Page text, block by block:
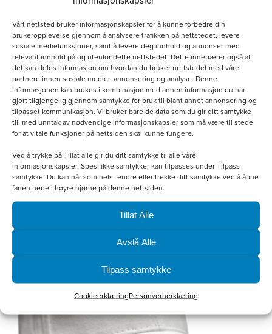
Vårt nettsted bruker informasjonskapsler for å kunne forbedre din
brukeropplevelse gjennom å analysere trafikken på nettstedet, levere
sosiale mediefunksjoner, samt å levere deg innhold og annonser med
relevant innhold på og utenfor dette nettstedet. Dette innebærer også at
det kan deles informasjon om hvordan du bruker nettstedet med våre
partnere innen sosiale medier, annonsering og analyse. Denne
informasjonen kan brukes i kombinasjon med annen informasjon du har
gjort tilgjengelig gjennom samtykke for bruk til blant annet annonsering og
tilpasset kommunikasjon. Vi bruker bare de data som du gir ditt samtykke
til, med unntak av nødvendige informasjonskapsler som må være til stede
for at vitale funksjoner på nettsiden skal kunne fungere.
Ved å trykke på Tillat alle gir du ditt samtykke til alle våre
informasjonskapsler. Spesifikke samtykker kan tilpasses under Tilpass
samtykke. Du kan når som helst endre eller trekke ditt samtykke ved å åpne
fanen nede i høyre hjørne på denne nettsiden.
Tillat Alle
Avslå Alle
Tilpass samtykke
CookieerklæringPersonvernerklæring
Softshellvest Herre
kr800.00
Velg alternativ
velges
på
produktsiden